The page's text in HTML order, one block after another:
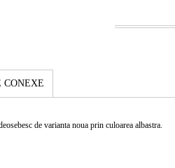
CONEXE
de varianta noua prin culoarea albastra.